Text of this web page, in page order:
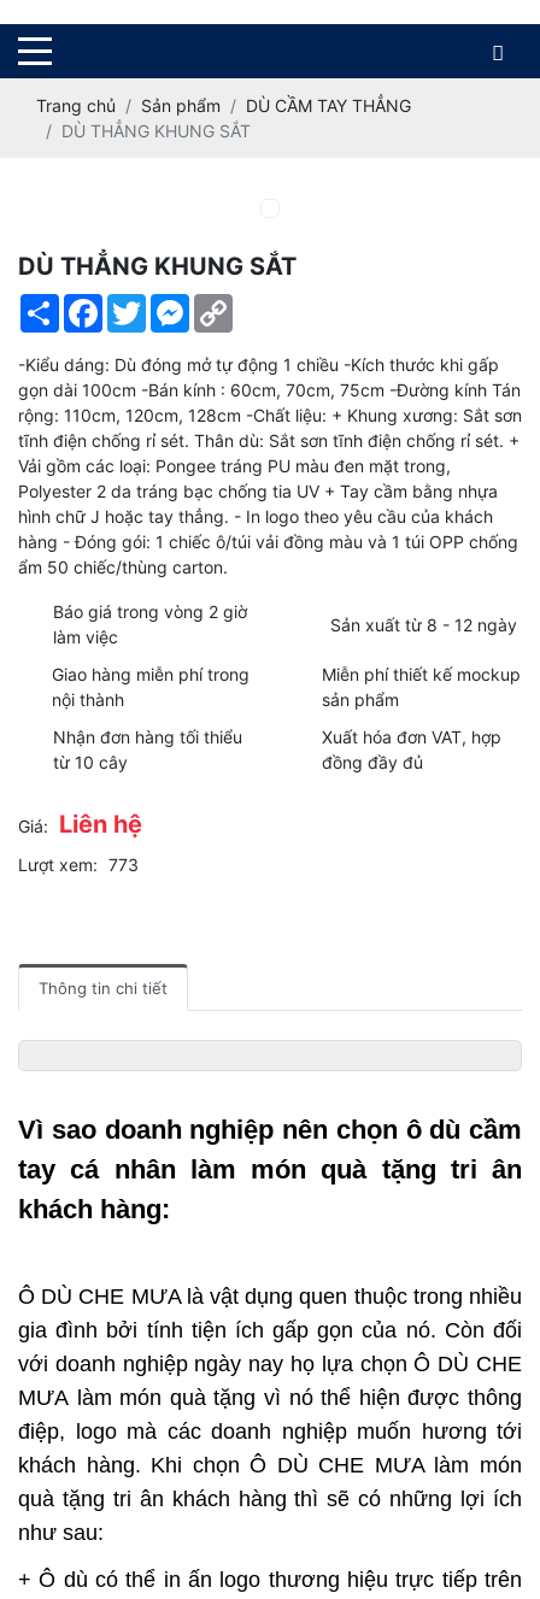
Trang chủ Sản phẩm
DÙ CẦM TAY THẲNG
DÙ THẲNG KHUNG SẮT
DÙ THẲNG KHUNG SẮT
Share Facebook
TwitterMessenger
-Kiểu dáng: Dù đóng mở tự động 1 chiều -Kích thước khi gấp
gọn dài 100cm -Bán kính : 60cm, 70cm, 75cm -Đường kính Tán
rộng: 110cm, 120cm, 128cm -Chất liệu: + Khung xương: Sắt sơn
tĩnh điện chống rỉ sét. Thân dù: Sắt sơn tĩnh điện chống rỉ sét. +
Vải gồm các loại: Pongee tráng PU màu đen mặt trong,
Polyester 2 da tráng bạc chống tia UV + Tay cầm bằng nhựa
hình chữ J hoặc tay thẳng. - In logo theo yêu cầu của khách
hàng - Đóng gói: 1 chiếc ô/túi vải đồng màu và 1 túi OPP chống
ẩm 50 chiếc/thùng carton.
Báo giá trong vòng 2 giờ
làm việc
Sản xuất từ 8 - 12 ngày
Giao hàng miễn phí trong
nội thành
Miễn phí thiết kế mockup
sản phẩm
Nhận đơn hàng tối thiểu
từ 10 cây
Xuất hóa đơn VAT, hợp
đồng đầy đủ
Giá: Liên hệ
Lượt xem: 773
Thông tin chi tiết
Vì sao doanh nghiệp nên chọn ô dù cầm
tay cá nhân làm món quà tặng tri ân
khách hàng:
Ô DÙ CHE MƯA là vật dụng quen thuộc trong nhiều
gia đình bởi tính tiện ích gấp gọn của nó. Còn đối
với doanh nghiệp ngày nay họ lựa chọn Ô DÙ CHE
MƯA làm món quà tặng vì nó thể hiện được thông
điệp, logo mà các doanh nghiệp muốn hương tới
khách hàng. Khi chọn Ô DÙ CHE MƯA làm món
quà tặng tri ân khách hàng thì sẽ có những lợi ích
như sau:
+ Ô dù có thể in ấn logo thương hiệu trực tiếp trên